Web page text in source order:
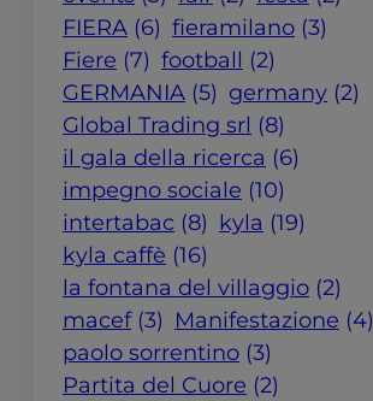
FIERA (6) fieramilano (3)
Fiere (7) football (2)
GERMANIA (5) germany (2)
Global Trading srl (8)
il gala della ricerca (6)
impegno sociale (10)
intertabac (8) kyla (19)
kyla caffè (16)
la fontana del villaggio (2)
macef (3) Manifestazione (4)
paolo sorrentino (3)
Partita del Cuore (2)